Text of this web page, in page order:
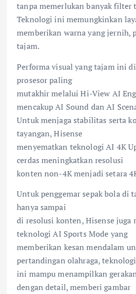
tanpa memerlukan banyak filter
Teknologi ini memungkinkan
memberikan warna yang jernih,
tajam.
Performa visual yang tajam ini
prosesor paling
mutakhir melalui Hi-View AI
mencakup AI Sound dan AI
Untuk menjaga stabilitas serta
tayangan, Hisense
menyematkan teknologi AI 4K
cerdas meningkatkan resolusi
konten non-4K menjadi setara
Untuk penggemar sepak bola di
hanya sampai
di resolusi konten, Hisense juga
teknologi AI Sports Mode yang
memberikan kesan mendalam
pertandingan olahraga, teknologi
ini mampu menampilkan
dengan detail, memberi gambar